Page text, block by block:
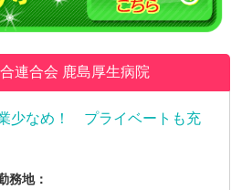
連合会 鹿島厚生病院
少なめ！ プライベートも充
務地：